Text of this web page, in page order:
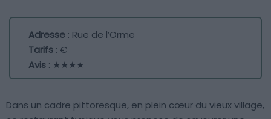
Adresse : Rue de l’Orme
Tarifs : €
Avis : ★★★★
Dans un cadre pittoresque, en plein cœur du vieux village,